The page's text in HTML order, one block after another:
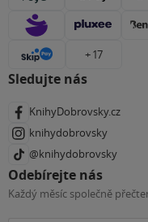
+ 17
Sledujte nás
KnihyDobrovsky.cz
knihydobrovsky
@knihydobrovsky
Odebírejte nás
Každý měsíc společně